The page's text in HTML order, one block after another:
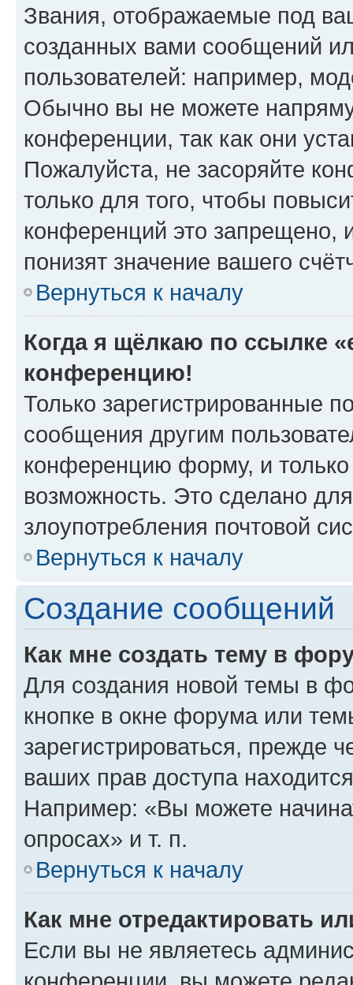
Звания, отображаемые под
созданных вами сообщений
пользователей: например,
Обычно вы не можете
конференции, так как они
Пожалуйста, не засоряйте
только для того, чтобы
конференций это запрещено,
понизят значение вашего
Вернуться к началу
Когда я щёлкаю по ссылке
конференцию!
Только зарегистрированные
сообщения другим
конференцию форму, и
возможность. Это сделано
злоупотребления почтовой
Вернуться к началу
Создание сообщений
Как мне создать тему в
Для создания новой темы в
кнопке в окне форума или
зарегистрироваться, прежде
ваших прав доступа
Например: «Вы можете
опросах» и т. п.
Вернуться к началу
Как мне отредактировать
Если вы не являетесь